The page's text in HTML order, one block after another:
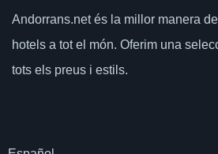
Andorrans.netés la millor manera
hotels a tot el món. Oferim una
tots els preus i estils.